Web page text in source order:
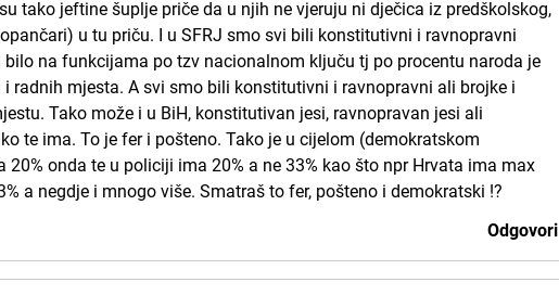
tako jeftine šuplje priče da u njih ne vjeruju ni dječica iz predškolskog,
u tu priču. I u SFRJ smo svi bili konstitutivni i ravnopravni
na funkcijama po tzv nacionalnom ključu tj po procentu naroda je
radnih mjesta. A svi smo bili konstitutivni i ravnopravni ali brojke i
Tako može i u BiH, konstitutivan jesi, ravnopravan jesi ali
te ima. To je fer i pošteno. Tako je u cijelom (demokratskom
onda te u policiji ima 20% a ne 33% kao što npr Hrvata ima max
a negdje i mnogo više. Smatraš to fer, pošteno i demokratski !?
Odgovori